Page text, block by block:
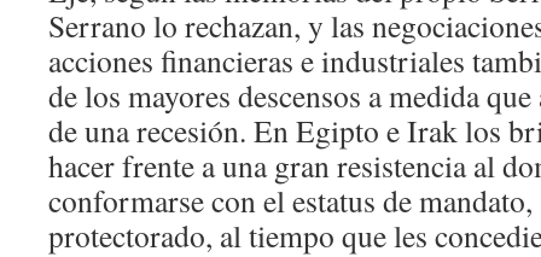
Serrano lo rechazan, y las
acciones financieras e industriales
de los mayores descensos a medida
de una recesión. En Egipto e Irak los
hacer frente a una gran resistencia al
conformarse con el estatus de mandato,
protectorado, al tiempo que les